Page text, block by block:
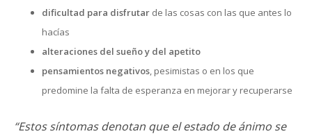
dificultad para disfrutar de las cosas con las que antes lo
hacías
alteraciones del sueño y del apetito
pensamientos negativos, pesimistas o en los que
predomine la falta de esperanza en mejorar y recuperarse
“Estos síntomas denotan que el estado de ánimo se